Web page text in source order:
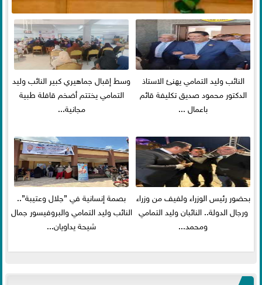
النائب وليد التمامي يهنئ الاستاذ
الدكتور محمود صديق تكليفة قائم
باعمال ...
وسط إقبال جماهيري كبير النائب وليد
التمامي يختتم أضخم قافلة طبية
مجانية...
بحضور رئيس الوزراء ولفيف من وزراء
ورجال الدولة.. النائبان وليد التمامي
ومحمد...
بصمة إنسانية في ”جلال وعتيبة”..
النائب وليد التمامي والبروفيسور جمال
شيحة يداويان...